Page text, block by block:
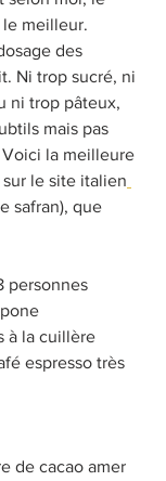
le meilleur.
des
Ni trop sucré, ni
ni trop pâteux,
mais pas
la meilleure
le site italien
safran), que
personnes
à la cuillère
espresso très
de cacao amer